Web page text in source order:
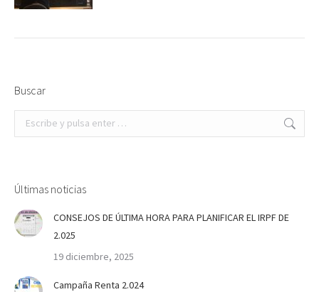
Buscar
Buscar:
Últimas noticias
CONSEJOS DE ÚLTIMA HORA PARA PLANIFICAR EL IRPF DE
2.025
19 diciembre, 2025
Campaña Renta 2.024